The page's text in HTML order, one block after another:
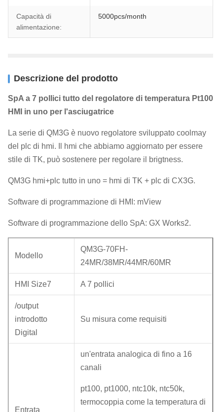
Capacità di
alimentazione:
5000pcs/month
Descrizione del prodotto
SpA a 7 pollici tutto del regolatore di temperatura Pt100
HMI in uno per l'asciugatrice
La serie di QM3G è nuovo regolatore sviluppato coolmay
del plc di hmi. Il hmi che abbiamo aggiornato per essere
stile di TK, può sostenere per regolare il brigtness.
QM3G hmi+plc tutto in uno = hmi di TK + plc di CX3G.
Software di programmazione di HMI: mView
Software di programmazione dello SpA: GX Works2.
Modello
QM3G-70FH-
24MR/38MR/44MR/60MR
HMI Size7 A 7 pollici
/output
introdotto
Digital
Su misura come requisiti
Entrata
un'entrata analogica di fino a 16
canali
pt100, pt1000, ntc10k, ntc50k,
termocoppia come la temperatura di